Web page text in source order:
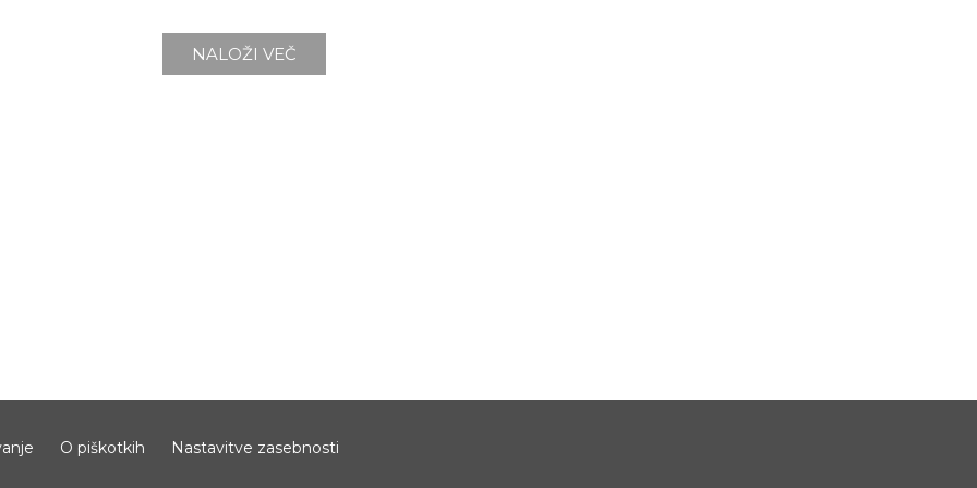
NALOŽI VEČ
O piškotkih Nastavitve zasebnosti